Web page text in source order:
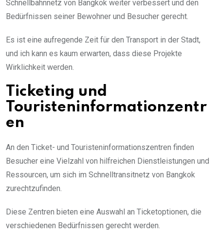
Schnellbahnnetz von Bangkok weiter verbessert und den
Bedürfnissen seiner Bewohner und Besucher gerecht.
Es ist eine aufregende Zeit für den Transport in der Stadt,
und ich kann es kaum erwarten, dass diese Projekte
Wirklichkeit werden.
Ticketing und
Touristeninformationzentr
en
An den Ticket- und Touristeninformationszentren finden
Besucher eine Vielzahl von hilfreichen Dienstleistungen und
Ressourcen, um sich im Schnelltransitnetz von Bangkok
zurechtzufinden.
Diese Zentren bieten eine Auswahl an Ticketoptionen, die
verschiedenen Bedürfnissen gerecht werden.